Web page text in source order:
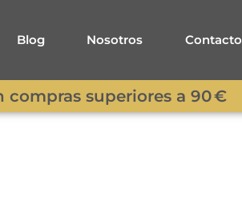
Blog Nosotros Contacto
compras superiores a 90 €